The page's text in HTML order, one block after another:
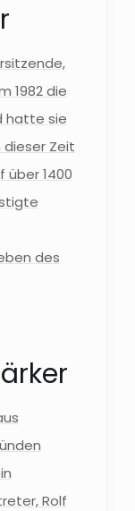
1982 die
hatte sie
dieser Zeit
über 1400
des
Rolf